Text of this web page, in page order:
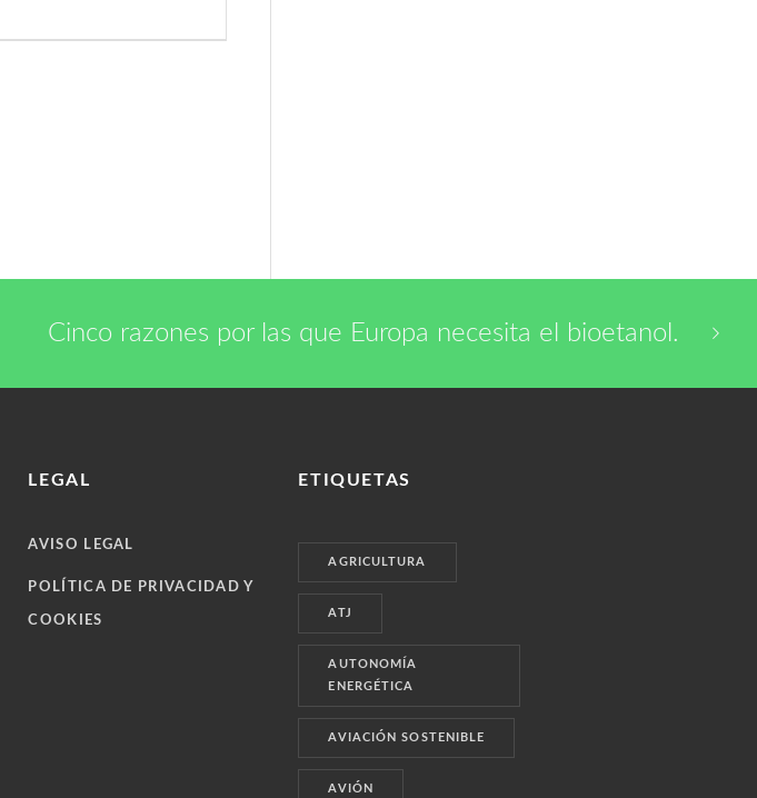
Cinco razones por las que Europa necesita el bioetanol.
LEGAL
AVISO LEGAL
POLÍTICA DE PRIVACIDAD Y
COOKIES
ETIQUETAS
AGRICULTURA
ATJ
AUTONOMÍA
ENERGÉTICA
AVIACIÓN SOSTENIBLE
AVIÓN